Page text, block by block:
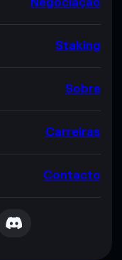
Staking
Sobre
Carreiras
Contacto